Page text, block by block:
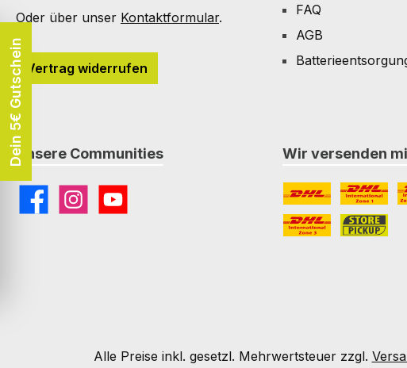
Oder über unser Kontaktformular.
Vertrag widerrufen
FAQ
AGB
Unsere Communities
FacebookInstagramYouTube
Wir versenden
DHL DHL Paket
Alle Preise inkl. gesetzl. Mehrwertsteuer zzgl.
Dein 5€ Gutschein